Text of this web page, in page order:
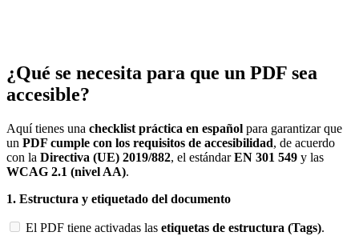
¿Qué se necesita para que un PDF sea
accesible?
Aquí tienes una checklist práctica en español para garantizar que
un PDF cumple con los requisitos de accesibilidad, de acuerdo
con la Directiva (UE) 2019/882, el estándarEN 301 549 y las
WCAG 2.1 (nivel AA).
1. Estructura y etiquetado del documento
El PDF tiene activadas las etiquetas de estructura (Tags).